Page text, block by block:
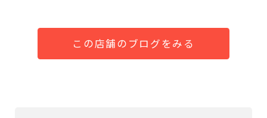
この店舗のブログをみる